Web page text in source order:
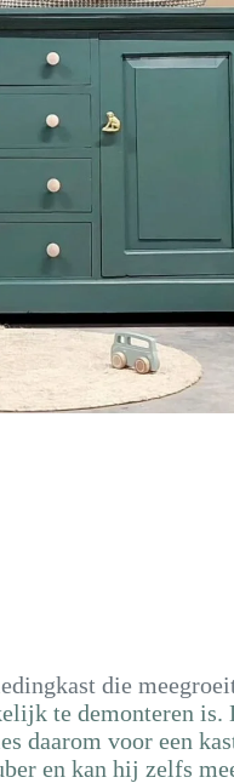
die
te demonteren
daarom voor een
en kan hij zelfs